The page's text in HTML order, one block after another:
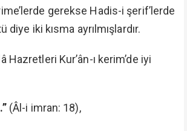
gerekse Hadis-i şerif’lerde
diye iki kısma ayrılmışlardır.
Hazretleri Kur’ân-ı kerim’de iyi
(Âl-i imran: 18),